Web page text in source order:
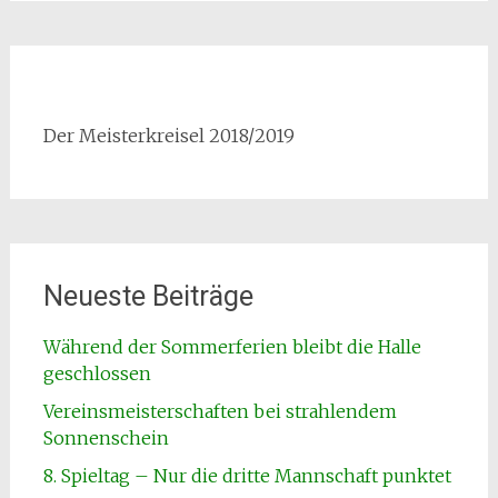
Der Meisterkreisel 2018/2019
Neueste Beiträge
Während der Sommerferien bleibt die Halle
geschlossen
Vereinsmeisterschaften bei strahlendem
Sonnenschein
8. Spieltag – Nur die dritte Mannschaft punktet